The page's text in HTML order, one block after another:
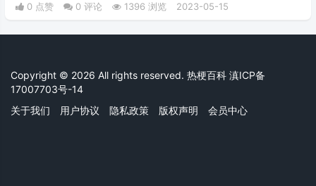
0 点赞 0 评论 1396 浏览 2023-05-15
Copyright © 2026 All rights reserved. 热梗百科 滇ICP备
17007703号-14
关于我们
用户协议 隐私政策 版权声明 会员中心